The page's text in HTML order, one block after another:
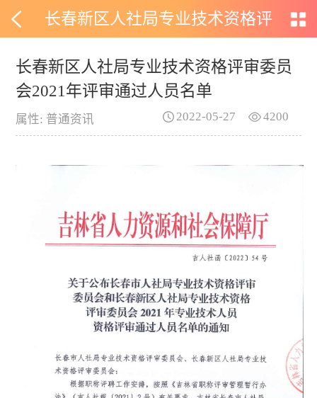
长春新区人社局专业技术资格评
审委员会2021年评审通过人员名
单
长春新区人社局专业技术资格评审委员
会2021年评审通过人员名单
属性: 普通资讯 4200
2022-05-27